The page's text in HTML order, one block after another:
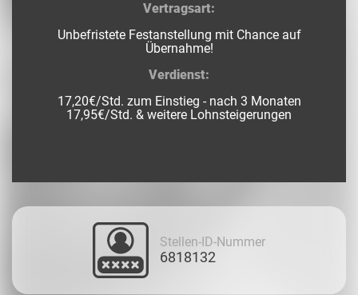
Vertragsart:
Unbefristete Festanstellung mit Chance auf
Übernahme!
Verdienst:
17,20€/Std. zum Einstieg - nach 3 Monaten
17,95€/Std. & weitere Lohnsteigerungen
Stellen-ID-Nummer
6818132